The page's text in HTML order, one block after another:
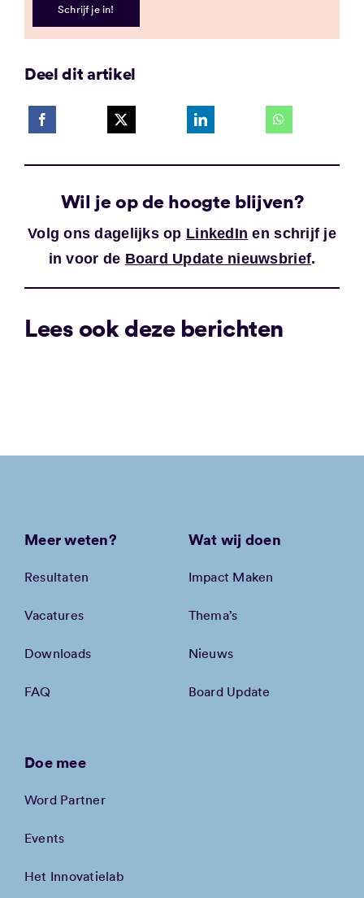
Schrijf je in!
Deel dit artikel
Wil je op de hoogte blijven?
Volg ons dagelijks op LinkedIn en schrijf je
in voor de Board Update nieuwsbrief.
Lees ook deze berichten
Meer weten?
Resultaten
Vacatures
Downloads
FAQ
Wat wij doen
Impact Maken
Thema’s
Nieuws
Board Update
Doe mee
Word Partner
Events
Het Innovatielab